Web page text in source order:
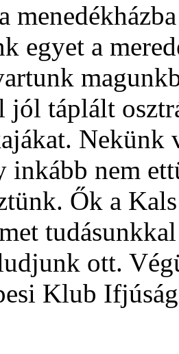
egyet a
jól táplált
Nekünk
inkább nem
Ők a
ott.
Klub